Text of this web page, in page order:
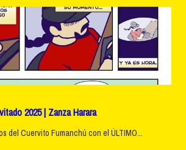
2025 | Zanza Harara
del Cuervito Fumanchú con el ÚLTIMO...